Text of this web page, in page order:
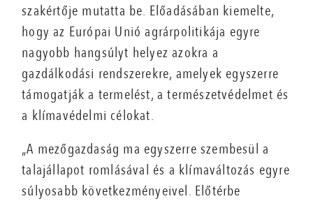
szakértője mutatta be. Előadásában kiemelte,
hogy az Európai Unió agrárpolitikája egyre
nagyobb hangsúlyt helyez azokra a
gazdálkodási rendszerekre, amelyek egyszerre
támogatják a termelést, a természetvédelmet és
a klímavédelmi célokat.
„A mezőgazdaság ma egyszerre szembesül a
talajállapot romlásával és a klímaváltozás egyre
súlyosabb következményeivel. Előtérbe